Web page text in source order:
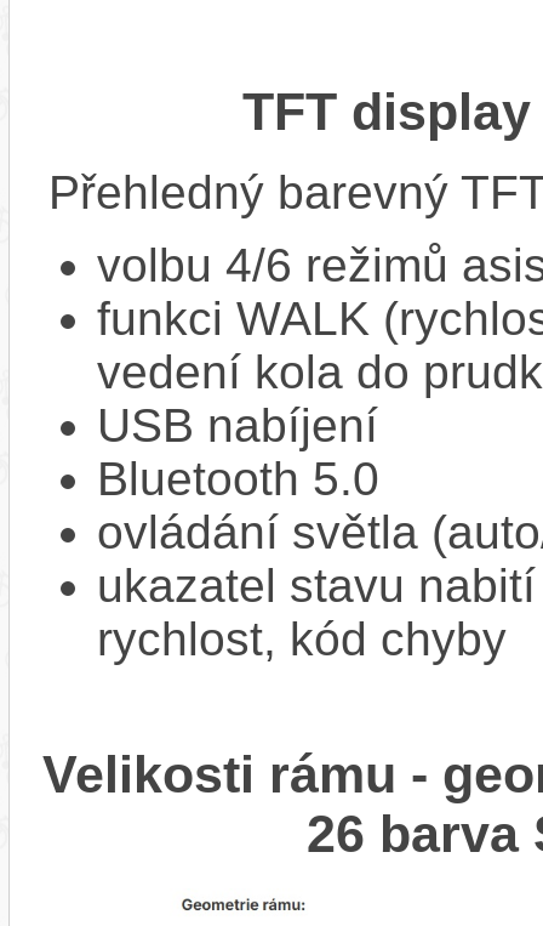
TFT display
Přehledný barevný
volbu 4/6 režimů
funkci WALK
vedení kola do
USB nabíjení
Bluetooth 5.0
ovládání světla
ukazatel stavu
rychlost, kód chyby
Velikosti rámu -
26 barva